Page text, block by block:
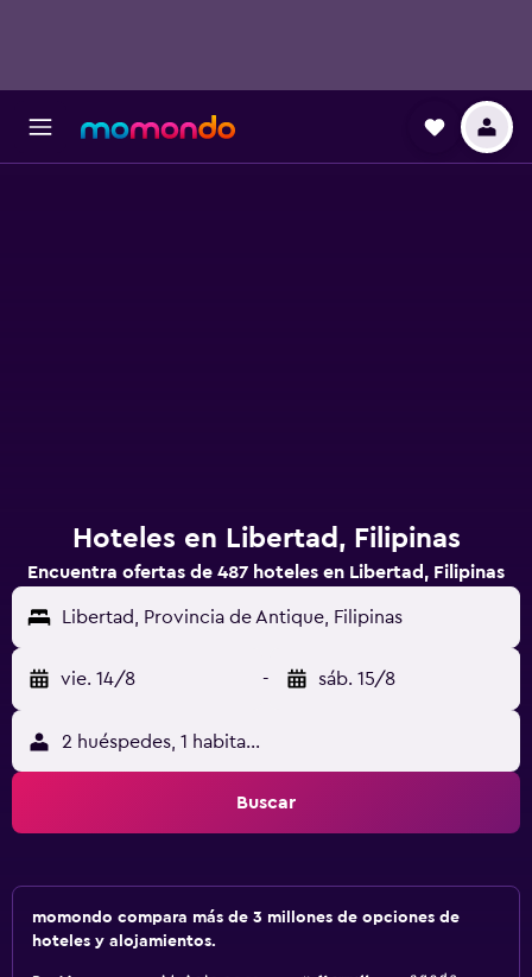
Hoteles en Libertad, Filipinas
Encuentra ofertas de 487 hoteles en Libertad, Filipinas
Libertad, Provincia de Antique, Filipinas
vie. 14/8 - sáb. 15/8
2 huéspedes, 1 habitación
Buscar
momondo compara más de 3 millones de opciones de
hoteles y alojamientos.